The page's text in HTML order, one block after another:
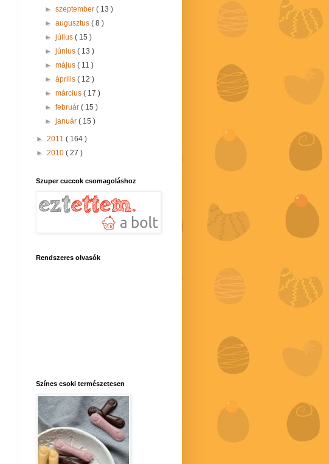
►szeptember( 13 )
►augusztus( 8 )
►július( 15 )
►június( 13 )
►május( 11 )
►április( 12 )
►március( 17 )
►február( 15 )
►január( 15 )
► 2011 ( 164 )
► 2010 ( 27 )
Szuper cuccok csomagoláshoz
Rendszeres olvasók
Színes csoki természetesen